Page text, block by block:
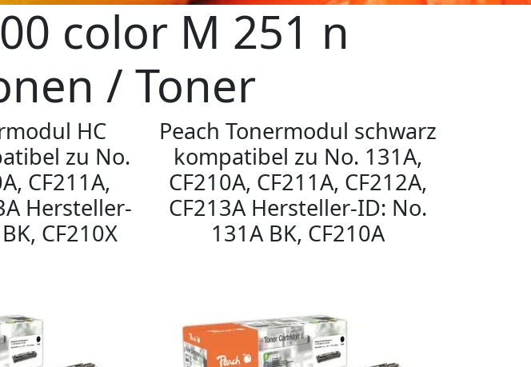
color M 251 n
/ Toner
HC
zu No.
CF211A,
Hersteller-
CF210X
Peach Tonermodul schwarz
kompatibel zu No. 131A,
CF210A, CF211A, CF212A,
CF213A Hersteller-ID: No.
131A BK, CF210A